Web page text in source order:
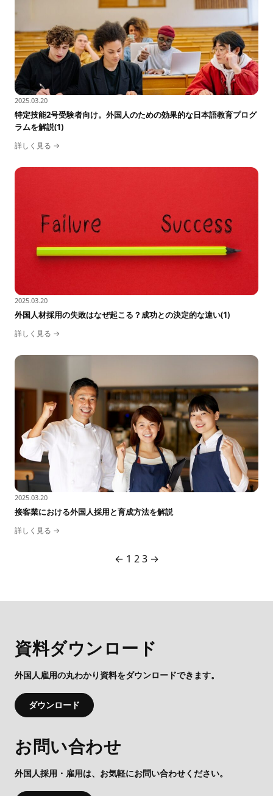
2025.03.20
特定技能2号受験者向け。外国人のための効果的な日本語教育プログ
ラムを解説(1)
詳しく見る →
2025.03.20
外国人材採用の失敗はなぜ起こる？成功との決定的な違い(1)
詳しく見る →
2025.03.20
接客業における外国人採用と育成方法を解説
詳しく見る →
投
ー
ジ
← 1 2 3 →
資料ダウンロード
外国人雇用の丸わかり資料をダウンロードできます。
ダウンロード
お問い合わせ
外国人採用・雇用は、お気軽にお問い合わせください。